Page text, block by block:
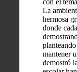
La
hermosa
donde
mantener
demostró